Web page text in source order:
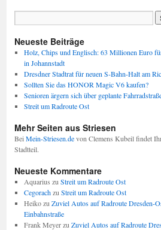
Neueste Beiträge
Holz, Chips und Englisch: 63 Millionen Euro
in Johannstadt
Dresdner Stadtrat für neuen S-Bahn-Halt am
Sollten Sie das HONOR Magic V6 kaufen?
Senioren ärgern sich über geplante
Streit um Radroute Ost
Mehr Seiten aus Striesen
Bei Mein-Striesen.devon Clemens Kubeil findet
Stadtteil.
Neueste Kommentare
Aquarius zu Streit um Radroute Ost
Cegorachzu Streit um Radroute Ost
Heikozu Zuviel Autos auf Radroute Dresden-
Einbahnstraße
Frank Meyerzu Zuviel Autos auf Radroute